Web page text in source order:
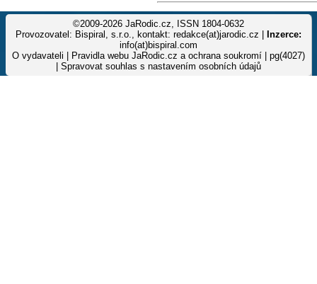
©2009-2026 JaRodic.cz, ISSN 1804-0632
Provozovatel: Bispiral, s.r.o., kontakt: redakce(at)jarodic.cz |
Inzerce:
info(at)bispiral.com
O vydavateli
Pravidla webu JaRodic.cz a ochrana soukromí | pg(4027)
Spravovat souhlas s nastavením osobních údajů